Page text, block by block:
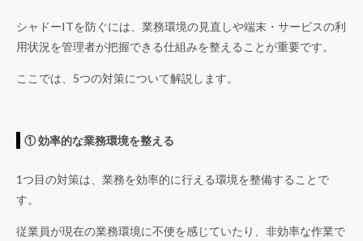
シャドーITを防ぐには、業務環境の見直しや端末・サービスの利
用状況を管理者が把握できる仕組みを整えることが重要です。
ここでは、5つの対策について解説します。
① 効率的な業務環境を整える
1つ目の対策は、業務を効率的に行える環境を整備することで
す。
従業員が現在の業務環境に不便を感じていたり、非効率な作業で